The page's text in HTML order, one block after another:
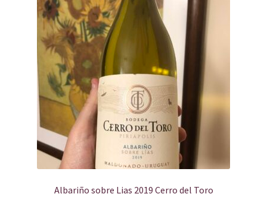
Albariño sobre Lias 2019 Cerro del Toro